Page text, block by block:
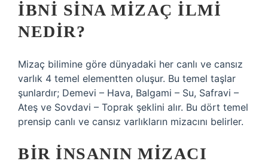
İBNI SINA MIZAÇ ILMI
NEDIR?
Mizaç bilimine göre dünyadaki her canlı ve cansız
varlık 4 temel elementten oluşur. Bu temel taşlar
şunlardır; Demevi – Hava, Balgami – Su, Safravi –
Ateş ve Sovdavi – Toprak şeklini alır. Bu dört temel
prensip canlı ve cansız varlıkların mizacını belirler.
BIR INSANIN MIZACI